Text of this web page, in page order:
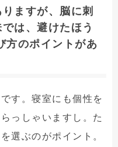
ますが、脳に刺
は、避けたほう
方のポイントがあ
す。寝室にも個性を
っしゃいますし。た
選ぶのがポイント。